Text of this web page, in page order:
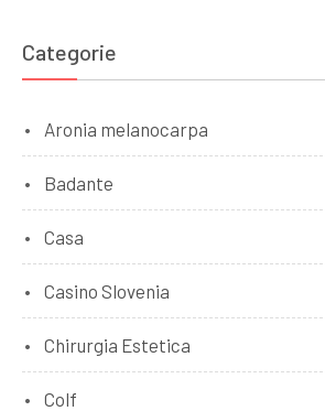
Categorie
Aronia melanocarpa
Badante
Casa
Casino Slovenia
Chirurgia Estetica
Colf